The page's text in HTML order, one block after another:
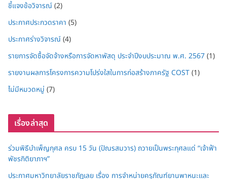
ชี้แจงข้อวิจารณ์(2)
ประกาศประกวดราคา (5)
ประกาศร่างวิจารณ์(4)
รายการจัดซื้อจัดจ้างหรือการจัดหาพัสดุ ประจำปีงบประมาณ พ.ศ. 2567(1)
รายงานผลการโครงการความโปร่งใสในการก่อสร้างภาครัฐ COST(1)
ไม่มีหมวดหมู่ (7)
เรื่องล่าสุด
ร่วมพิธีบำเพ็ญกุศล ครบ 15 วัน (ปัณรสมวาร) ถวายเป็นพระกุศลแด่ “เจ้าฟ้า
พัชรกิติยาภาฯ”
ประกาศมหาวิทยาลัยราชภัฏเลย เรื่อง การจำหน่ายครุภัณฑ์ยานพาหนะและ